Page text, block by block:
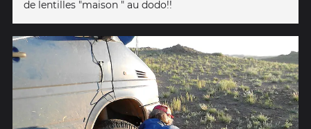
de lentilles "maison " au dodo!!